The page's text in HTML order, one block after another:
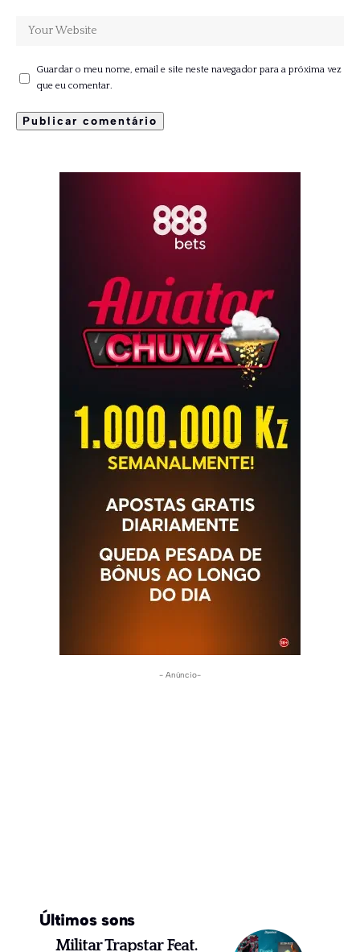
Guardar o meu nome, email e site neste navegador para a próxima vez
que eu comentar.
- Anúncio-
Últimos sons
Militar Trapstar Feat.